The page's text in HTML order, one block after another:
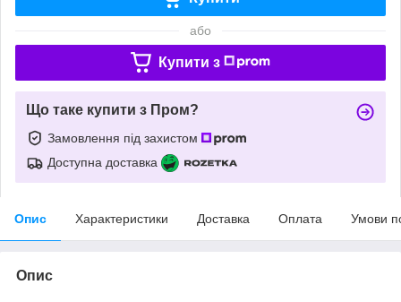
або
Купити з
Що таке купити з Пром?
Замовлення під захистом
Доступна доставка
Опис Характеристики Доставка Оплата Умови
Опис